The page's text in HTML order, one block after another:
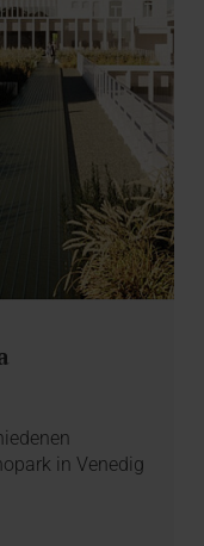
in Venedig